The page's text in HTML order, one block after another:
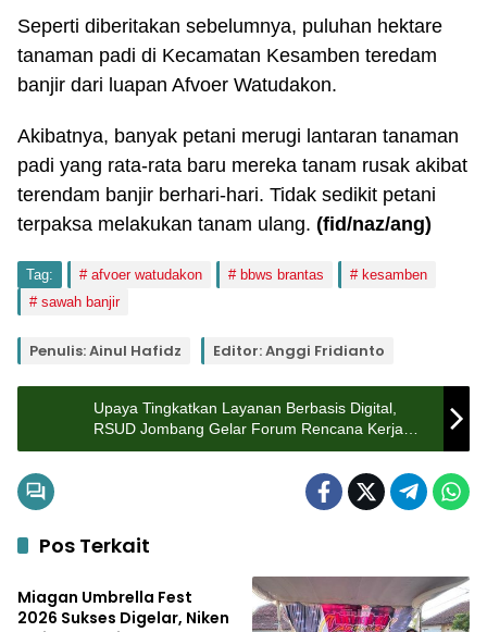
Seperti diberitakan sebelumnya, puluhan hektare
tanaman padi di Kecamatan Kesamben teredam
banjir dari luapan Afvoer Watudakon.
Akibatnya, banyak petani merugi lantaran tanaman
padi yang rata-rata baru mereka tanam rusak akibat
terendam banjir berhari-hari. Tidak sedikit petani
terpaksa melakukan tanam ulang. (fid/naz/ang)
Tag: afvoer watudakon bbws brantas
kesamben
sawah banjir
Penulis: Ainul Hafidz Editor: Anggi Fridianto
Upaya Tingkatkan Layanan Berbasis Digital,
RSUD Jombang Gelar Forum Rencana Kerja
Perangkat Daerah 2025
Pos Terkait
Pemerintahan
Miagan Umbrella Fest
2026 Sukses Digelar, Niken